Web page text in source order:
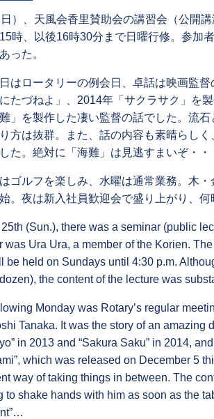
）、天風会香里賛助会の講習会（公開
時、以後16時30分まで日曜行修。参加
った。
はロータリーの例会日、卓話は映画監
にたづねよ」、2014年「サクラサク」を
」を製作した凄い監督の話でした。流
方は抜群。また、話の内容も素晴らし
た。絶対に「海難」は見逃すまいぞ・・
ゴルフを楽しみ、水曜は通常業務。木
。夜は新入社員歓迎会で盛り上がり、何
(Sun.), there was a seminar (public
was Ura Ura, a member of the Korien.
be held on Sundays until 4:30 p.m.
the content of the lecture was
Monday was Rotary’s regular
Tanaka. It was the story of an amazing
in 2013 and “Sakura Saku” in 2014,
which was released on December 5
way of taking things in between. The
to shake hands with him as soon as the